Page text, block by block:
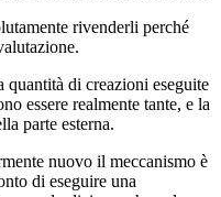
rivenderli perché
di creazioni eseguite
essere realmente tante, e la
parte esterna.
nuovo il meccanismo è
di eseguire una